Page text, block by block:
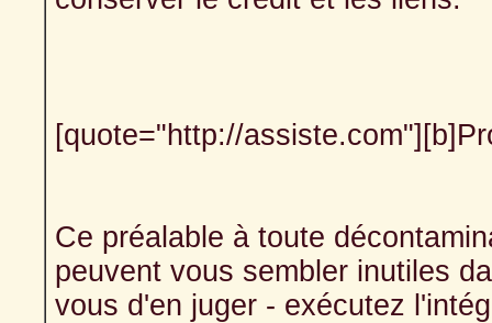
[quote="http://
Ce préalable à toute
peuvent vous sembler inutiles
vous d'en juger - exécutez